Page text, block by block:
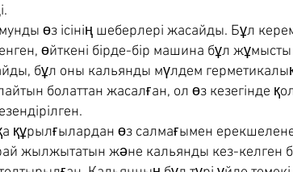
өз ісінің шеберлері жасайды. Бұл
өйткені бірде-бір машина бұл
бұл оны кальянды мүлдем
болаттан жасалған, ол өз кезегінде
құрылғылардан өз салмағымен
жылжытатын және кальянды кез-келген